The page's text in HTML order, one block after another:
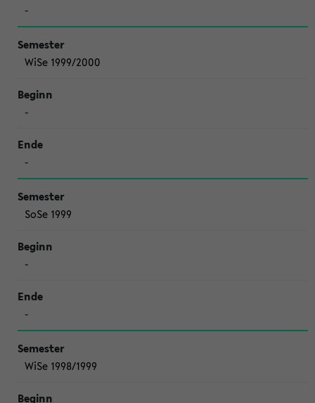
-
WiSe 1999/2000
-
-
SoSe 1999
-
-
WiSe 1998/1999